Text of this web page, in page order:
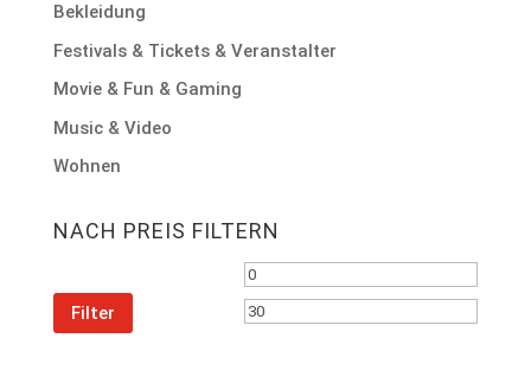
Bekleidung
Festivals & Tickets & Veranstalter
Movie & Fun & Gaming
Music & Video
Wohnen
NACH PREIS FILTERN
Min.
Preis
Filter